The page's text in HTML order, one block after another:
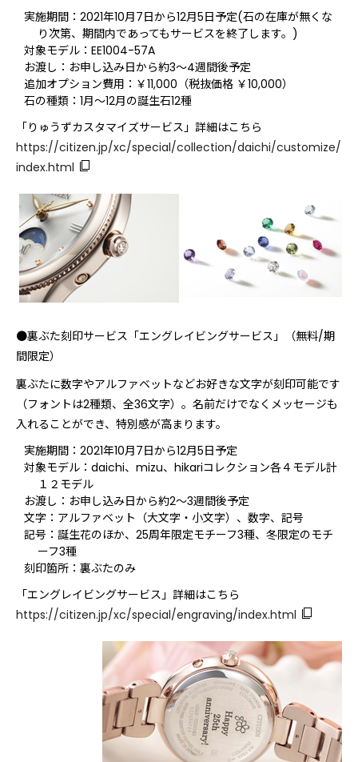
実施期間：2021年10月7日から12月5日予定(石の在庫が無くな
り次第、期間内であってもサービスを終了します。)
対象モデル：EE1004-57A
お渡し：お申し込み日から約3～4週間後予定
追加オプション費用：￥11,000（税抜価格 ￥10,000）
石の種類：1月～12月の誕生石12種
「りゅうずカスタマイズサービス」詳細はこちら
https://citizen.jp/xc/special/collection/daichi/customize/
index.html
●裏ぶた刻印サービス「エングレイビングサービス」（無料/期
間限定）
裏ぶたに数字やアルファベットなどお好きな文字が刻印可能です
（フォントは2種類、全36文字）。名前だけでなくメッセージも
入れることができ、特別感が高まります。
実施期間：2021年10月7日から12月5日予定
対象モデル：daichi、mizu、hikariコレクション各４モデル計
１２モデル
お渡し：お申し込み日から約2～3週間後予定
文字：アルファベット（大文字・小文字）、数字、記号
記号：誕生花のほか、25周年限定モチーフ3種、冬限定のモチ
ーフ3種
刻印箇所：裏ぶたのみ
「エングレイビングサービス」詳細はこちら
https://citizen.jp/xc/special/engraving/index.html